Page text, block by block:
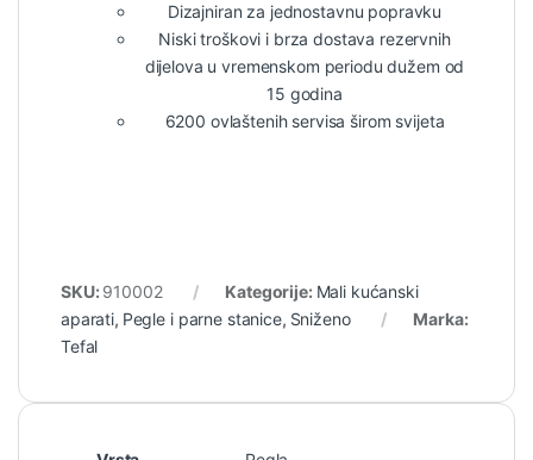
Dizajniran za jednostavnu popravku
Niski troškovi i brza dostava rezervnih
dijelova u vremenskom periodu dužem od
15 godina
6200 ovlaštenih servisa širom svijeta
SKU: 910002 Kategorije: Mali kućanski
aparati, Pegle i parne stanice, Sniženo
Marka:
Tefal